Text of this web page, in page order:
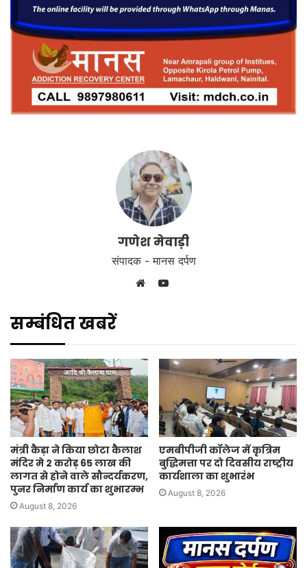
गणेश मेवाड़ी
संपादक - मानस दर्पण
YouTube
सम्बंधित खबरें
मंत्री कैड़ा ने किया छोटा कैलाश
मंदिर मे 2 करोड़ 65 लाख की
लागत से होने वाले सौन्दर्यकरण,
पुनर निर्माण कार्य का शुभारम्भ
August 8, 2026
एमबीपीजी कॉलेज में कृत्रिम
बुद्धिमत्ता पर दो दिवसीय राष्ट्रीय
कार्यशाला का शुभारंभ
August 8, 2026